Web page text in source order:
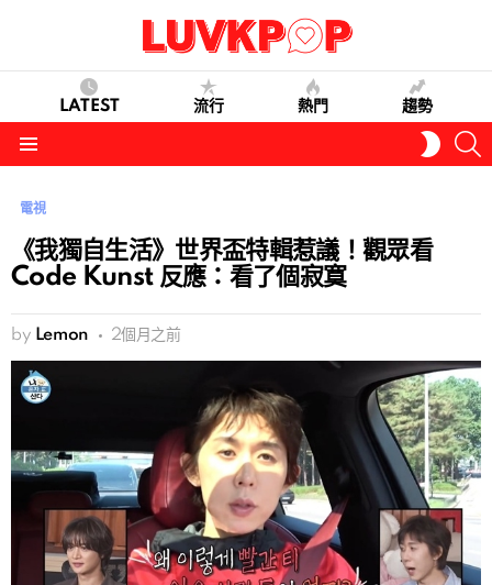
LATEST 流行 熱門 趨勢
SKIN
電視
《我獨自生活》世界盃特輯惹議！觀眾看
Code Kunst 反應：看了個寂寞
by Lemon 2個月之前